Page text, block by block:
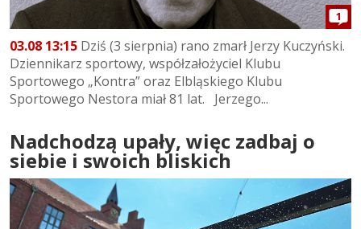
1
03.08 13:15 Dziś (3 sierpnia) rano zmarł Jerzy Kuczyński.
Dziennikarz sportowy, współzałożyciel Klubu
Sportowego „Kontra” oraz Elbląskiego Klubu
Sportowego Nestora miał 81 lat. Jerzego...
Nadchodzą upały, więc zadbaj o
siebie i swoich bliskich